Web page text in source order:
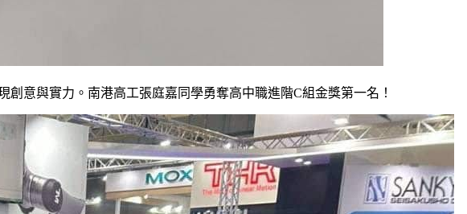
意與實力。南港高工張庭嘉同學勇奪高中職進階C組金獎第一名！